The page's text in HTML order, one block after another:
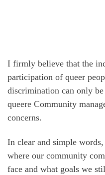
I firmly believe that the
participation of queer
discrimination can only
queere Community
concerns.
In clear and simple
where our community
face and what goals we